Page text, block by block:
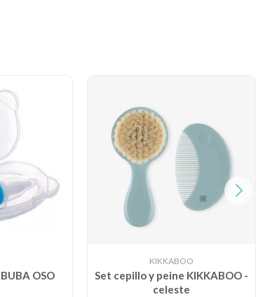
OSO
KIKKABOO
Set cepillo y peine KIKKABOO -
celeste